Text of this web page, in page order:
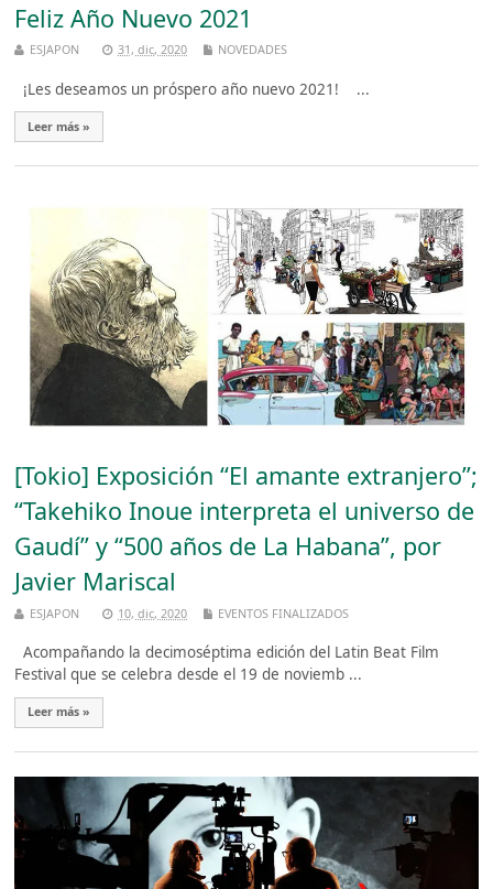
Feliz Año Nuevo 2021
ESJAPON 31, dic, 2020 NOVEDADES
¡Les deseamos un próspero año nuevo 2021! ...
Leer más »
[Tokio] Exposición “El amante extranjero”;
“Takehiko Inoue interpreta el universo de
Gaudí” y “500 años de La Habana”, por
Javier Mariscal
ESJAPON 10, dic, 2020 EVENTOS FINALIZADOS
Acompañando la decimoséptima edición del Latin Beat Film
Festival que se celebra desde el 19 de noviemb ...
Leer más »